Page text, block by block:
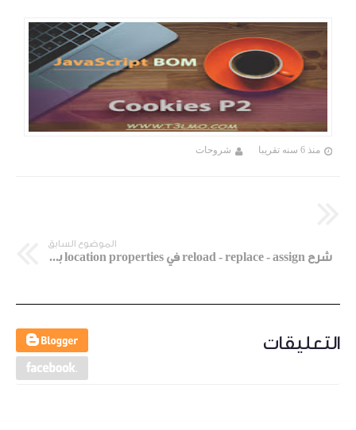
منذ 6 سنه تقريبا شروحات
الموضوع السابق
شرح reload - replace - assign في location properties بالجافاسكربت
التعليقات